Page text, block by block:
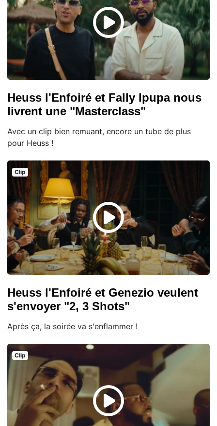
Heuss l'Enfoiré et Fally Ipupa nous
livrent une "Masterclass"
Avec un clip bien remuant, encore un tube de plus
pour Heuss !
Clip
Heuss l'Enfoiré et Genezio veulent
s'envoyer "2, 3 Shots"
Après ça, la soirée va s'enflammer !
Clip